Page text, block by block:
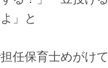
」と
任保育士めがけ